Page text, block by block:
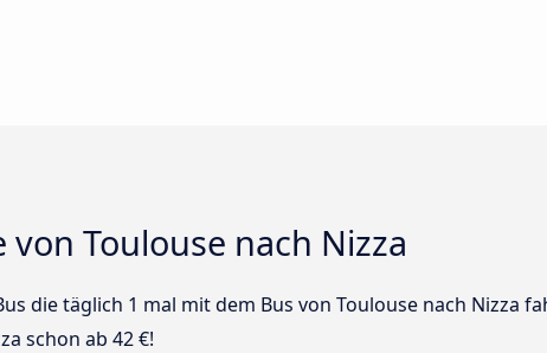
Toulouse nach Nizza
die täglich 1 mal mit dem Bus von Toulouse nach Nizza
schon ab 42 €!